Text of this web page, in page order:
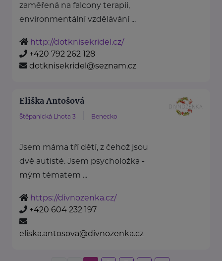
zaměřená na falcony terapii,
environmentální vzdělávání ...
http://dotknisekridel.cz/
+420 792 262 128
dotknisekridel@seznam.cz
Eliška Antošová
Štěpanická Lhota 3 Benecko
Jsem máma tří dětí, z čehož jsou
dvě autisté. Jsem psycholožka -
mým tématem ...
https://divnozenka.cz/
+420 604 232 197
eliska.antosova@divnozenka.cz